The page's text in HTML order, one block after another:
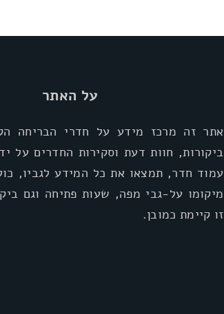
על האתר
אתר זה מרכז מידע על חדרי הבריחה
ביקורות, חוות דעת וסקירות החדרים על
עמוד חדר, תמצאו את כל המידע לגביו,
מיקומו על-גבי מפה, שעות פתיחה וגם
זו קיימת כמובן.